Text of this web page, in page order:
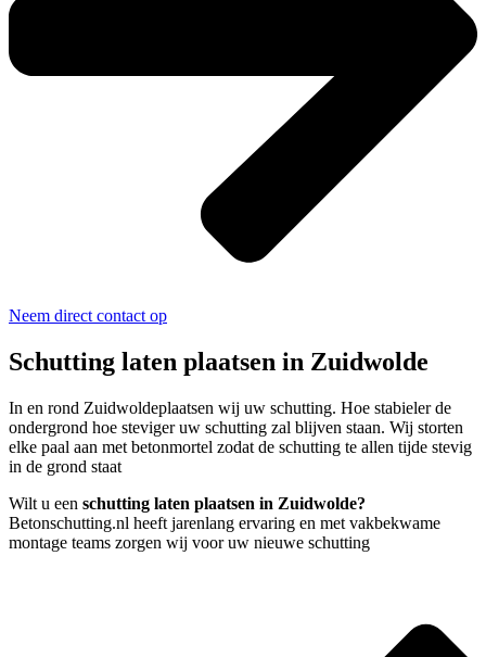
Neem direct contact op
Schutting laten plaatsen in Zuidwolde
In en rond Zuidwoldeplaatsen wij uw schutting. Hoe stabieler de
ondergrond hoe steviger uw schutting zal blijven staan. Wij storten
elke paal aan met betonmortel zodat de schutting te allen tijde stevig
in de grond staat
Wilt u een schutting laten plaatsen in Zuidwolde?
Betonschutting.nl heeft jarenlang ervaring en met vakbekwame
montage teams zorgen wij voor uw nieuwe schutting